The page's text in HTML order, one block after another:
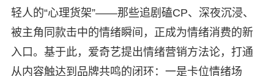
轻人的“心理货架”——那些追剧磕CP、深夜沉浸、
被主角同款击中的情绪瞬间，正成为情绪消费的新
入口。基于此，爱奇艺提出情绪营销方法论，打通
从内容触达到品牌共鸣的闭环：一是卡位情绪场